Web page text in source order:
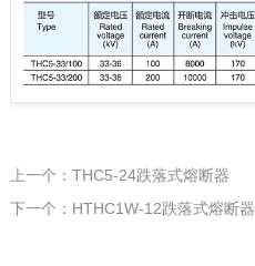
上一个：THC5-24跌落式熔断器
下一个：HTHC1W-12跌落式熔断器